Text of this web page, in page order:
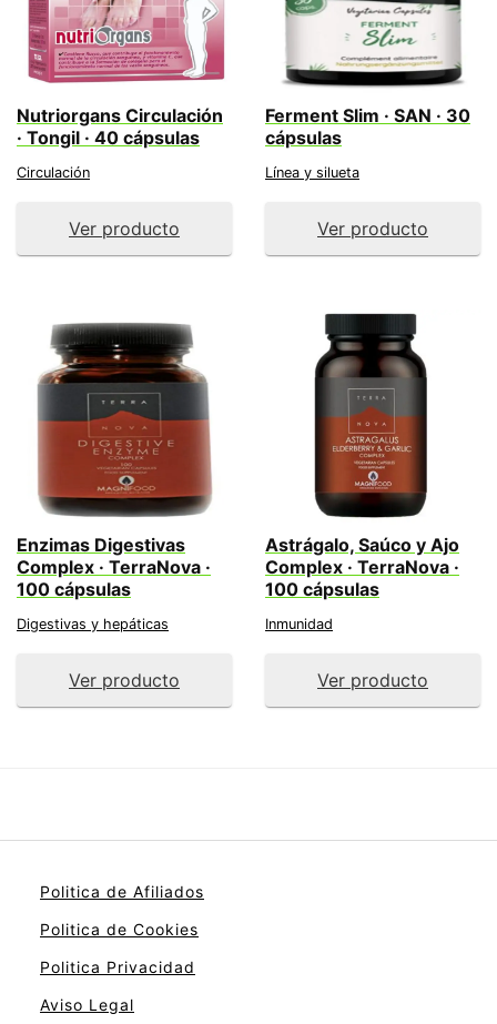
Nutriorgans Circulación
· Tongil · 40 cápsulas
Circulación
Ver producto
Ferment Slim · SAN · 30
cápsulas
Línea y silueta
Ver producto
Enzimas Digestivas
Complex · TerraNova ·
100 cápsulas
Digestivas y hepáticas
Ver producto
Astrágalo, Saúco y Ajo
Complex · TerraNova ·
100 cápsulas
Inmunidad
Ver producto
Politica de Afiliados
Politica de Cookies
Politica Privacidad
Aviso Legal